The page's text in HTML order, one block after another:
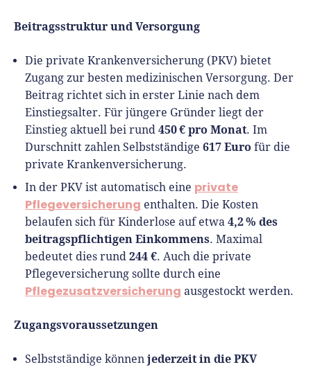
Beitragsstruktur und Versorgung
Die private Krankenversicherung (PKV) bietet
Zugang zur besten medizinischen Versorgung. Der
Beitrag richtet sich in erster Linie nach dem
Einstiegsalter. Für jüngere Gründer liegt der
Einstieg aktuell bei rund 450 € pro Monat. Im
Durschnitt zahlen Selbstständige 617 Euro für die
private Krankenversicherung.
In der PKV ist automatisch eine private
Pflegeversicherung enthalten. Die Kosten
belaufen sich für Kinderlose auf etwa 4,2 % des
beitragspflichtigen Einkommens. Maximal
bedeutet dies rund 244 €. Auch die private
Pflegeversicherung sollte durch eine
Pflegezusatzversicherung ausgestockt werden.
Zugangsvoraussetzungen
Selbstständige können jederzeit in die PKV